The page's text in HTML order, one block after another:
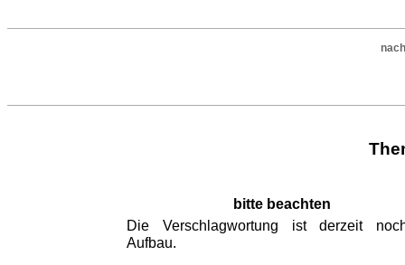
bitte beachten
Die Verschlagwortung ist derzeit
Aufbau.